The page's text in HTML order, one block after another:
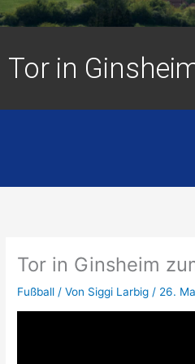
Tor in
Tor in Ginsheim
Fußball / Von Siggi Larbig/ 26.